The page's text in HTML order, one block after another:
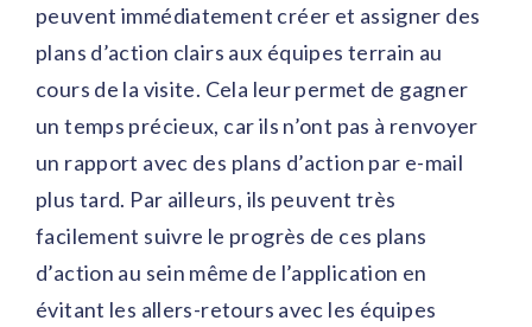
peuvent immédiatement créer et assigner des
plans d’action clairs aux équipes terrain au
cours de la visite. Cela leur permet de gagner
un temps précieux, car ils n’ont pas à renvoyer
un rapport avec des plans d’action par e-mail
plus tard. Par ailleurs, ils peuvent très
facilement suivre le progrès de ces plans
d’action au sein même de l’application en
évitant les allers-retours avec les équipes